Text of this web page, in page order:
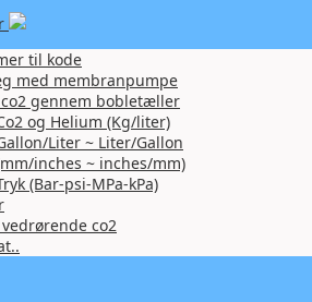
til kode
med membranpumpe
gennem bobletæller
og Helium (Kg/liter)
Liter ~ Liter/Gallon
inches ~ inches/mm)
(Bar-psi-MPa-kPa)
co2